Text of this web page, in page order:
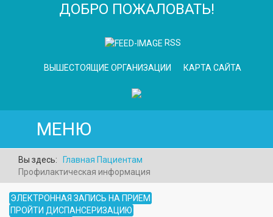
ДОБРО ПОЖАЛОВАТЬ!
RSS
ВЫШЕСТОЯЩИЕ ОРГАНИЗАЦИИ КАРТА САЙТА
МЕНЮ
Вы здесь: Главная Пациентам
Профилактическая информация
ЭЛЕКТРОННАЯ ЗАПИСЬ НА ПРИЕМ
ПРОЙТИ ДИСПАНСЕРИЗАЦИЮ